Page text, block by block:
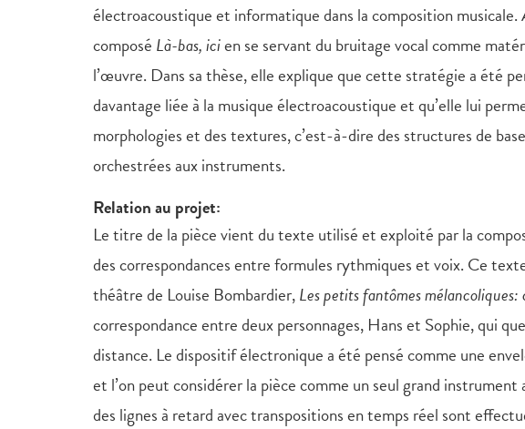
électroacoustique et informatique dans la composition
composé Là-bas, icien se servant du bruitage vocal comme
l’œuvre. Dans sa thèse, elle explique que cette stratégie a été
davantage liée à la musique électroacoustique et qu’elle lui
morphologies et des textures, c’est-à-dire des structures de
orchestrées aux instruments.
Relation au projet:
Le titre de la pièce vient du texte utilisé et exploité par la
des correspondances entre formules rythmiques et voix. Ce
théâtre de Louise Bombardier,Les petits fantômes mélancoliques:
correspondance entre deux personnages, Hans et Sophie, qui
distance. Le dispositif électronique a été pensé comme une
et l’on peut considérer la pièce comme un seul grand
des lignes à retard avec transpositions en temps réel sont